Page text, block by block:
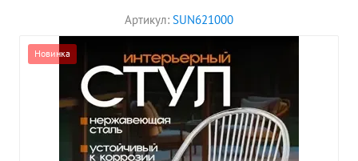
Артикул: SUN621000
Новинка